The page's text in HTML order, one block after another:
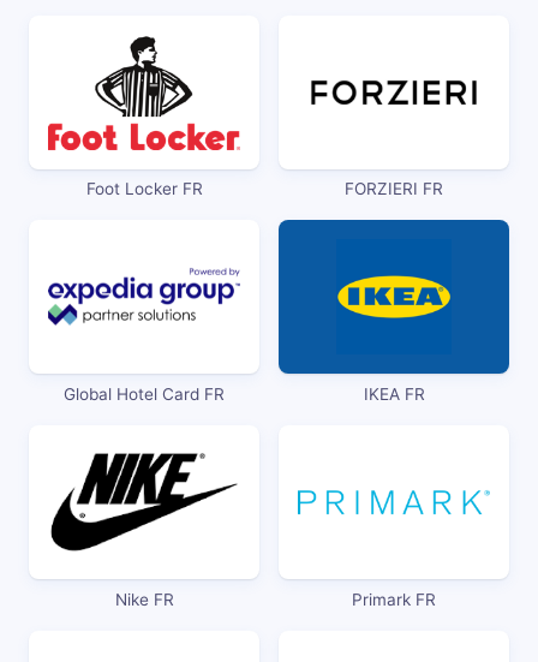
Foot Locker FR FORZIERI FR
Global Hotel Card FR IKEA FR
Nike FR Primark FR